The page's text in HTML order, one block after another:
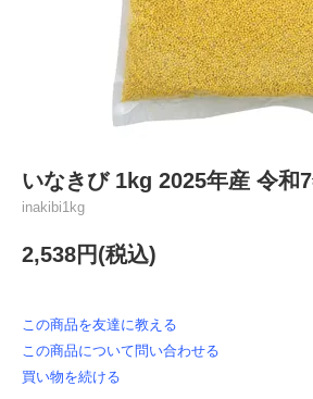
いなきび 1kg 2025年産 令和
inakibi1kg
2,538円(税込)
この商品を友達に教える
この商品について問い合わせる
買い物を続ける